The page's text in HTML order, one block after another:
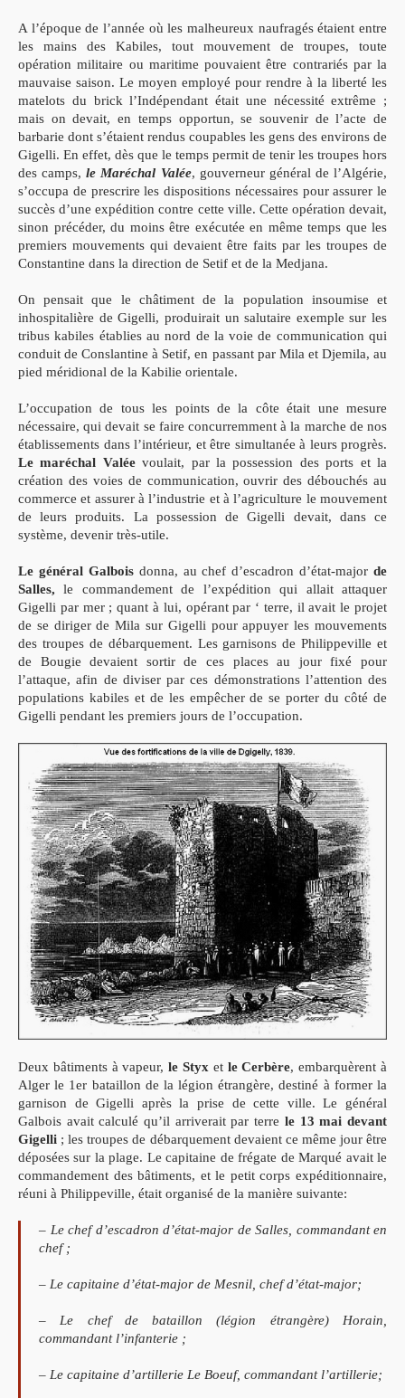
A l’époque de l’année où les malheureux naufragés étaient entre
les mains des Kabiles, tout mouvement de troupes, toute
opération militaire ou maritime pouvaient être contrariés par la
mauvaise saison. Le moyen employé pour rendre à la liberté les
matelots du brick l’Indépendant était une nécessité extrême ;
mais on devait, en temps opportun, se souvenir de l’acte de
barbarie dont s’étaient rendus coupables les gens des environs de
Gigelli. En effet, dès que le temps permit de tenir les troupes hors
des camps,le Maréchal Valée, gouverneur général de l’Algérie,
s’occupa de prescrire les dispositions nécessaires pour assurer le
succès d’une expédition contre cette ville. Cette opération devait,
sinon précéder, du moins être exécutée en même temps que les
premiers mouvements qui devaient être faits par les troupes de
Constantine dans la direction de Setif et de la Medjana.
On pensait que le châtiment de la population insoumise et
inhospitalière de Gigelli, produirait un salutaire exemple sur les
tribus kabiles établies au nord de la voie de communication qui
conduit de Conslantine à Setif, en passant par Mila et Djemila, au
pied méridional de la Kabilie orientale.
L’occupation de tous les points de la côte était une mesure
nécessaire, qui devait se faire concurremment à la marche de nos
établissements dans l’intérieur, et être simultanée à leurs progrès.
Le maréchal Valéevoulait, par la possession des ports et la
création des voies de communication, ouvrir des débouchés au
commerce et assurer à l’industrie et à l’agriculture le mouvement
de leurs produits. La possession de Gigelli devait, dans ce
système, devenir très-utile.
Le général Galboisdonna, au chef d’escadron d’état-major de
Salles, le commandement de l’expédition qui allait attaquer
Gigelli par mer ; quant à lui, opérant par ‘ terre, il avait le projet
de se diriger de Mila sur Gigelli pour appuyer les mouvements
des troupes de débarquement. Les garnisons de Philippeville et
de Bougie devaient sortir de ces places au jour fixé pour
l’attaque, afin de diviser par ces démonstrations l’attention des
populations kabiles et de les empêcher de se porter du côté de
Gigelli pendant les premiers jours de l’occupation.
Deux bâtiments à vapeur,le Styx et le Cerbère, embarquèrent à
Alger le 1er bataillon de la légion étrangère, destiné à former la
garnison de Gigelli après la prise de cette ville. Le général
Galbois avait calculé qu’il arriverait par terre le 13 mai devant
Gigelli ; les troupes de débarquement devaient ce même jour être
déposées sur la plage. Le capitaine de frégate de Marqué avait le
commandement des bâtiments, et le petit corps expéditionnaire,
réuni à Philippeville, était organisé de la manière suivante:
– Le chef d’escadron d’état-major de Salles, commandant en
chef ;
– Le capitaine d’état-major de Mesnil, chef d’état-major;
– Le chef de bataillon (légion étrangère) Horain,
commandant l’infanterie ;
– Le capitaine d’artillerie Le Boeuf, commandant l’artillerie;